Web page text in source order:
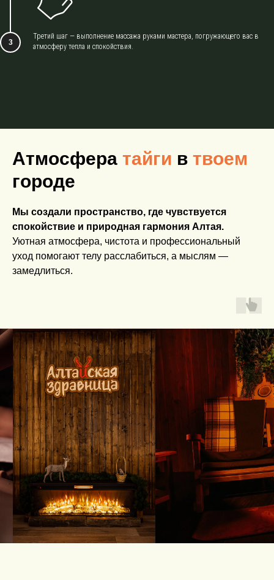
Третий шаг — выполнение массажа руками мастера, погружающего вас в
атмосферу тепла и спокойствия.
Атмосфера тайги в твоем
городе
Мы создали пространство, где чувствуется
спокойствие и природная гармония Алтая.
Уютная атмосфера, чистота и профессиональный
уход помогают телу расслабиться, а мыслям —
замедлиться.